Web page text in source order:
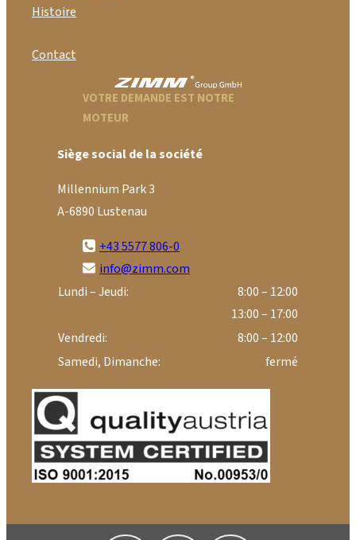
Histoire
Contact
VOTRE DEMANDE EST NOTRE
MOTEUR
Siège social de la société
Millennium Park 3
A-6890 Lustenau
+43 5577 806-0
info@zimm.com
Lundi – Jeudi:
8:00 – 12:00
13:00 – 17:00
Vendredi:
8:00 – 12:00
Samedi, Dimanche:
fermé